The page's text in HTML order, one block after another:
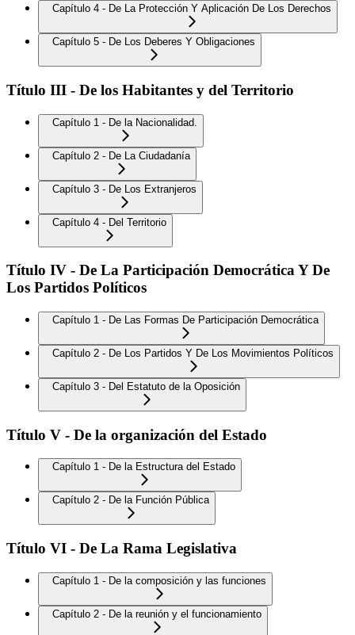
Capítulo 4 - De La Protección Y Aplicación De Los Derechos
Capítulo 5 - De Los Deberes Y Obligaciones
Título III - De los Habitantes y del Territorio
Capítulo 1 - De la Nacionalidad.
Capítulo 2 - De La Ciudadanía
Capítulo 3 - De Los Extranjeros
Capítulo 4 - Del Territorio
Título IV - De La Participación Democrática Y De
Los Partidos Políticos
Capítulo 1 - De Las Formas De Participación Democrática
Capítulo 2 - De Los Partidos Y De Los Movimientos Políticos
Capítulo 3 - Del Estatuto de la Oposición
Título V - De la organización del Estado
Capítulo 1 - De la Estructura del Estado
Capítulo 2 - De la Función Pública
Título VI - De La Rama Legislativa
Capítulo 1 - De la composición y las funciones
Capítulo 2 - De la reunión y el funcionamiento